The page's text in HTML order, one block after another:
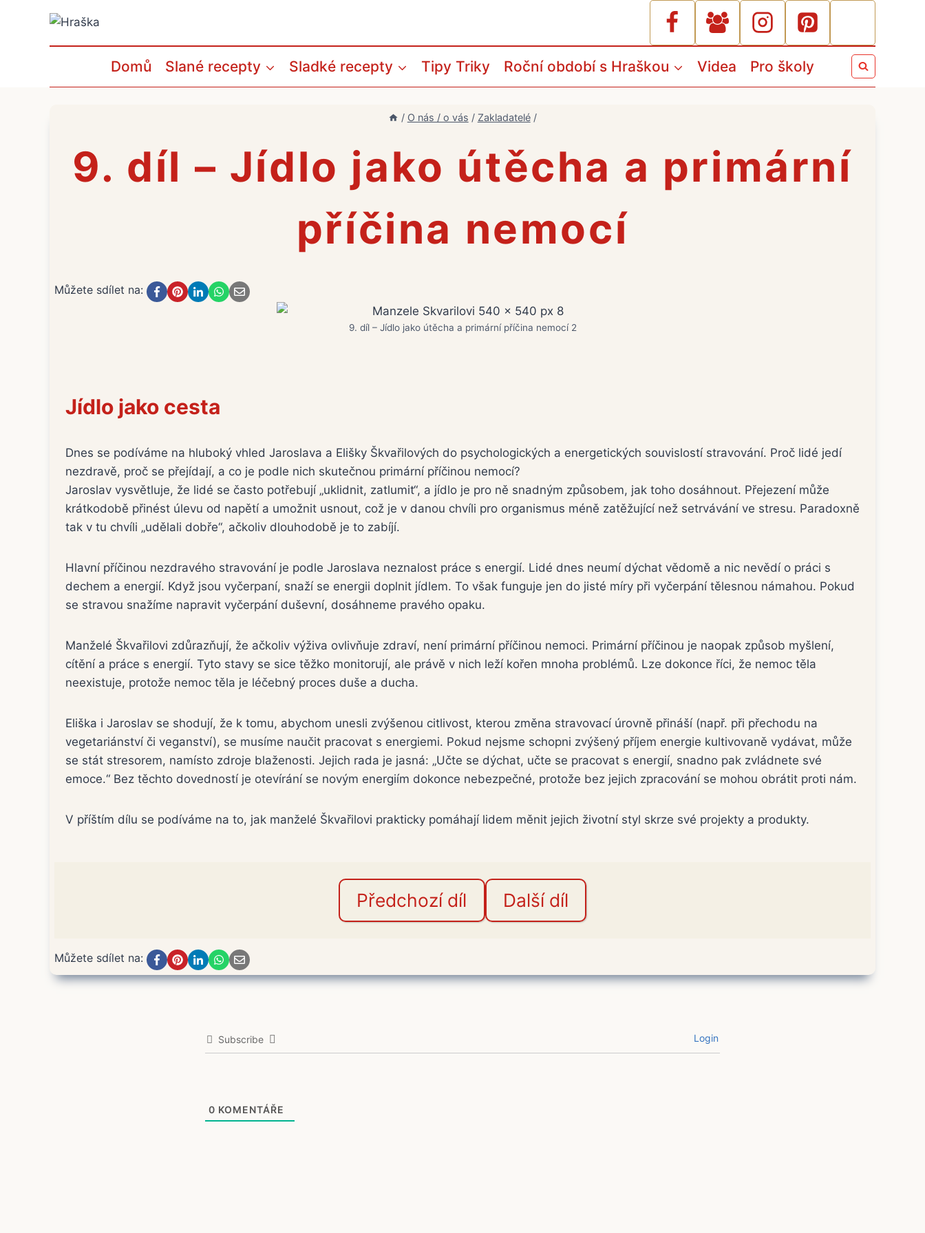
Domů Slané recepty Sladké recepty Tipy Triky Roční období s Hraškou Videa Pro školy
/ O nás / o vás / Zakladatelé /
9. díl – Jídlo jako útěcha a primární
příčina nemocí
Můžete sdílet na:
9. díl – Jídlo jako útěcha a primární příčina nemocí 2
Jídlo jako cesta
Dnes se podíváme na hluboký vhled Jaroslava a Elišky Škvařilových do psychologických a energetických souvislostí stravování. Proč lidé jedí
nezdravě, proč se přejídají, a co je podle nich skutečnou primární příčinou nemocí?
Jaroslav vysvětluje, že lidé se často potřebují „uklidnit, zatlumit“, a jídlo je pro ně snadným způsobem, jak toho dosáhnout. Přejezení může
krátkodobě přinést úlevu od napětí a umožnit usnout, což je v danou chvíli pro organismus méně zatěžující než setrvávání ve stresu. Paradoxně
tak v tu chvíli „udělali dobře“, ačkoliv dlouhodobě je to zabíjí.
Hlavní příčinou nezdravého stravování je podle Jaroslava neznalost práce s energií. Lidé dnes neumí dýchat vědomě a nic nevědí o práci s
dechem a energií. Když jsou vyčerpaní, snaží se energii doplnit jídlem. To však funguje jen do jisté míry při vyčerpání tělesnou námahou. Pokud
se stravou snažíme napravit vyčerpání duševní, dosáhneme pravého opaku.
Manželé Škvařilovi zdůrazňují, že ačkoliv výživa ovlivňuje zdraví, není primární příčinou nemoci. Primární příčinou je naopak způsob myšlení,
cítění a práce s energií. Tyto stavy se sice těžko monitorují, ale právě v nich leží kořen mnoha problémů. Lze dokonce říci, že nemoc těla
neexistuje, protože nemoc těla je léčebný proces duše a ducha.
Eliška i Jaroslav se shodují, že k tomu, abychom unesli zvýšenou citlivost, kterou změna stravovací úrovně přináší (např. při přechodu na
vegetariánství či veganství), se musíme naučit pracovat s energiemi. Pokud nejsme schopni zvýšený příjem energie kultivovaně vydávat, může
se stát stresorem, namísto zdroje blaženosti. Jejich rada je jasná: „Učte se dýchat, učte se pracovat s energií, snadno pak zvládnete své
emoce.“ Bez těchto dovedností je otevírání se novým energiím dokonce nebezpečné, protože bez jejich zpracování se mohou obrátit proti nám.
V příštím dílu se podíváme na to, jak manželé Škvařilovi prakticky pomáhají lidem měnit jejich životní styl skrze své projekty a produkty.
Předchozí díl Další díl
Můžete sdílet na:
Subscribe Login
0 KOMENTÁŘE